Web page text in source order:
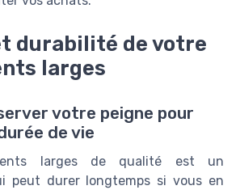
durabilité de votre
larges
votre peigne pour
de vie
larges de qualité est un
peut durer longtemps si vous en